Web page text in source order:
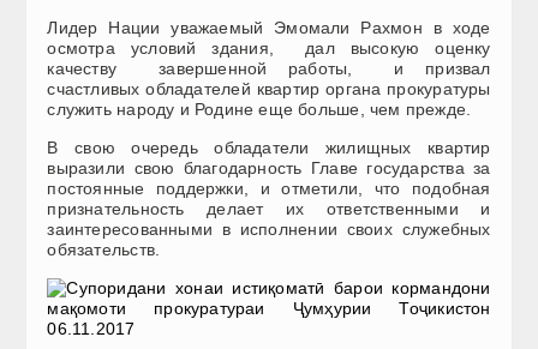
Лидер Нации уважаемый Эмомали Рахмон в ходе
осмотра условий здания, дал высокую оценку
качеству завершенной работы, и призвал
счастливых обладателей квартир органа прокуратуры
служить народу и Родине еще больше, чем прежде.
В свою очередь обладатели жилищных квартир
выразили свою благодарность Главе государства за
постоянные поддержки, и отметили, что подобная
признательность делает их ответственными и
заинтересованными в исполнении своих служебных
обязательств.